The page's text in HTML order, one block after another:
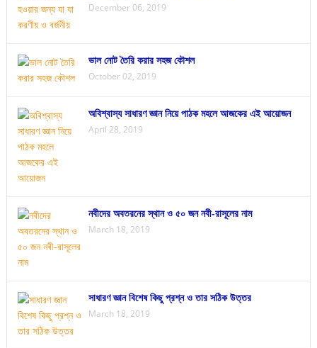
December 06, 2019
ভাল নোট তৈরি করার সহজ কৌশল
October 02, 2019
অবিশ্বাস্য সাধারণ জ্ঞান নিয়ে পাঠক মহলে আজকের এই আয়োজন
April 28, 2019
নবীদের অবতরনের স্থান ও ৫০ জন নবী-রাসূলের নাম
March 18, 2019
সাধারণ জ্ঞান বিশেষ কিছু প্রশ্ন ও তার সঠিক উত্তর
March 18, 2019